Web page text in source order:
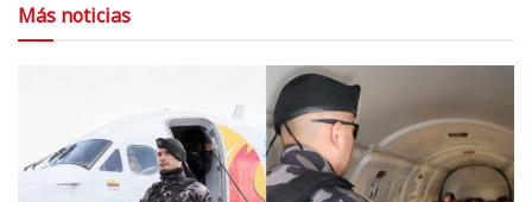
Más noticias